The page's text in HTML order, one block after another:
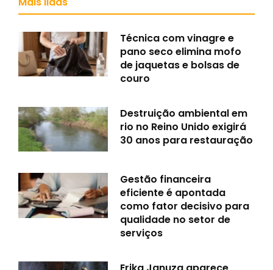
Técnica com vinagre e
pano seco elimina mofo
de jaquetas e bolsas de
couro
Destruição ambiental em
rio no Reino Unido exigirá
30 anos para restauração
Gestão financeira
eficiente é apontada
como fator decisivo para
qualidade no setor de
serviços